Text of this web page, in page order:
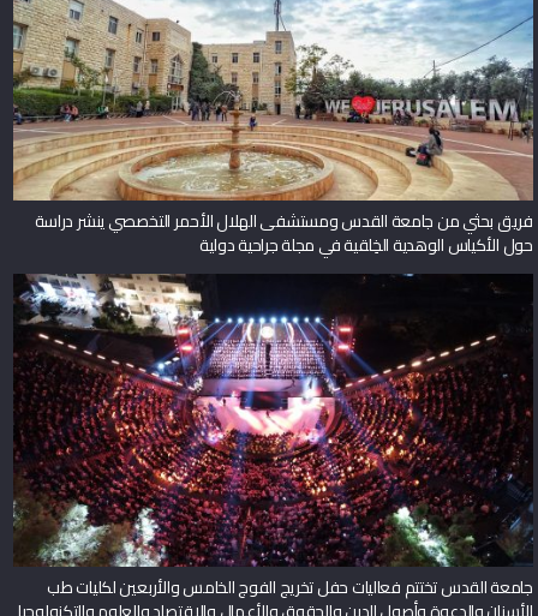
فريق بحثي من جامعة القدس ومستشفى الهلال الأحمر التخصصي ينشر دراسة
حول الأكياس الوهدية الخِلقية في مجلة جراحية دولية
جامعة القدس تختتم فعاليات حفل تخريج الفوج الخامس والأربعين لكليات طب